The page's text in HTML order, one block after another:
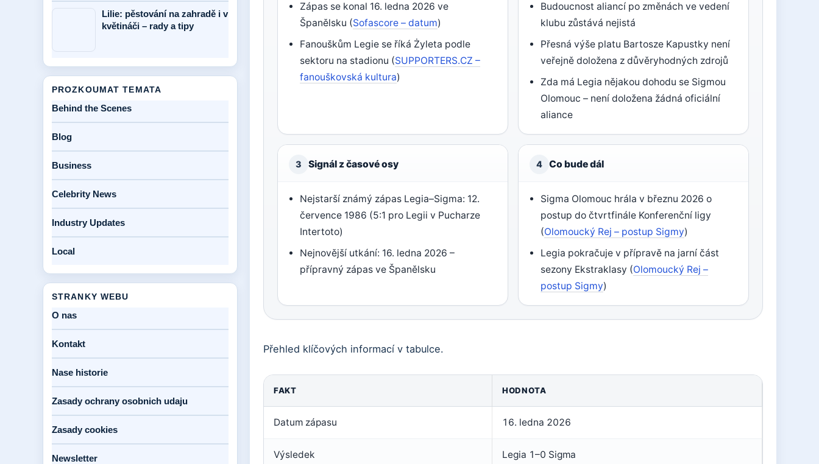
Zápas se konal 16. ledna 2026 ve
Španělsku (Sofascore – datum)
Fanouškům Legie se říká Żyleta podle
sektoru na stadionu (SUPPORTERS.CZ –
fanouškovská kultura)
Budoucnost aliancí po změnách ve vedení
klubu zůstává nejistá
Přesná výše platu Bartosze Kapustky není
veřejně doložena z důvěryhodných zdrojů
Zda má Legia nějakou dohodu se Sigmou
Olomouc – není doložena žádná oficiální
aliance
3 Signál z časové osy
Nejstarší známý zápas Legia–Sigma: 12.
července 1986 (5:1 pro Legii v Pucharze
Intertoto)
Nejnovější utkání: 16. ledna 2026 –
přípravný zápas ve Španělsku
4 Co bude dál
Sigma Olomouc hrála v březnu 2026 o
postup do čtvrtfinále Konferenční ligy
(Olomoucký Rej – postup Sigmy)
Legia pokračuje v přípravě na jarní část
sezony Ekstraklasy (Olomoucký Rej –
postup Sigmy)
Přehled klíčových informací v tabulce.
FAKT HODNOTA
Datum zápasu 16. ledna 2026
Výsledek Legia 1–0 Sigma
Lilie: pěstování na zahradě i v
květináči – rady a tipy
PROZKOUMAT TEMATA
Behind the Scenes
Blog
Business
Celebrity News
Industry Updates
Local
STRANKY WEBU
O nas
Kontakt
Nase historie
Zasady ochrany osobnich udaju
Zasady cookies
Newsletter